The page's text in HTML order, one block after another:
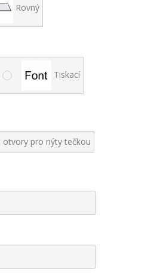
Rovný
Tiskací
otvory pro nýty tečkou